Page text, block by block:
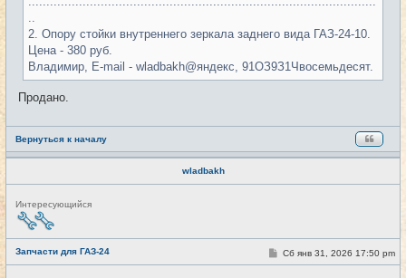
е
..
2. Опору стойки внутреннего зеркала заднего вида ГАЗ-24-10.
Цена - 380 руб.
Владимир, E-mail - wladbakh@яндекс, 91ОЗ9З1Чвосемьдесят.
Продано.
Вернуться к началу
wladbakh
Н
е
в
т
и
Интересующийся
Запчасти для ГАЗ-24 #50
С
о
Сб янв 31, 2026 17:50 pm